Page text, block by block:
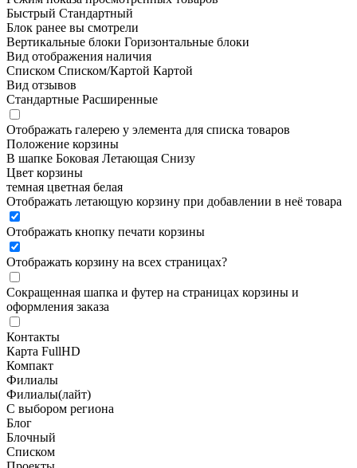
Быстрый Стандартный
Блок ранее вы смотрели
Вертикальные блоки Горизонтальные блоки
Вид отображения наличия
Списком Списком/Картой Картой
Вид отзывов
Стандартные Расширенные
Отображать галерею у элемента для списка товаров
Положение корзины
В шапке Боковая Летающая Снизу
Цвет корзины
темная цветная белая
Отображать летающую корзину при добавлении в неё товара
Отображать кнопку печати корзины
Отображать корзину на всех страницах?
Сокращенная шапка и футер на страницах корзины и
оформления заказа
Контакты
Карта FullHD
Компакт
Филиалы
Филиалы(лайт)
С выбором региона
Блог
Блочный
Списком